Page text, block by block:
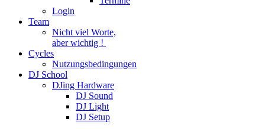
Login
Team
Nicht viel Worte,
aber wichtig !
Cycles
Nutzungsbedingungen
DJ School
DJing Hardware
DJ Sound
DJ Light
DJ Setup